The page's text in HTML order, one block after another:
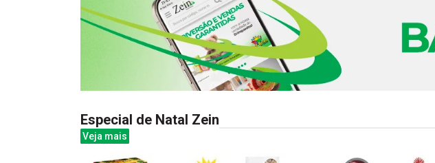
Especial de Natal Zein
Veja mais